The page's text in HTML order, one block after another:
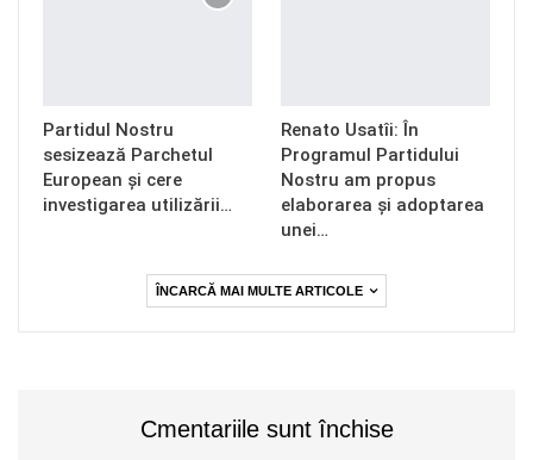
Partidul Nostru
sesizează Parchetul
European și cere
investigarea utilizării…
Renato Usatîi: În
Programul Partidului
Nostru am propus
elaborarea și adoptarea
unei…
ÎNCARCĂ MAI MULTE ARTICOLE
Cmentariile sunt închise